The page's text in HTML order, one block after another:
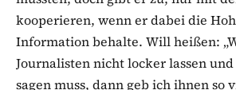
kooperieren, wenn er dabei die
Information behalte. Will heißen:
Journalisten nicht locker lassen
sagen muss, dann geb ich ihnen so